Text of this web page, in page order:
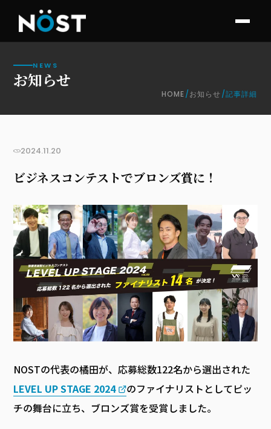
NEWS
お知らせ
HOME/お知らせ /記事詳細
2024.11.20
ビジネスコンテストでブロンズ賞に！
NOSTの代表の橘田が、応募総数122名から選出された
LEVEL UP STAGE 2024
のファイナリストとしてピッ
チの舞台に立ち、ブロンズ賞を受賞しました。